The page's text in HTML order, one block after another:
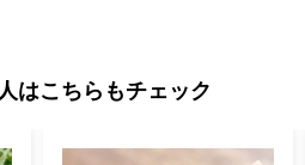
ラメンなど、数多くの特産品があ
マキャンドルやプリザーブドフラワ
はこちらもチェック